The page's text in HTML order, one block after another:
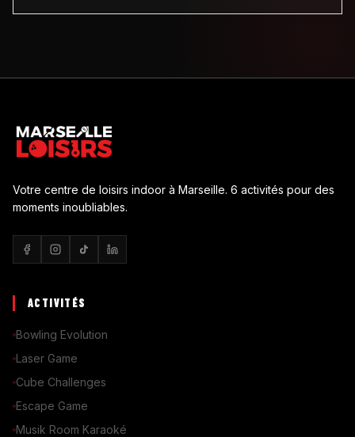
Votre centre de loisirs indoor à Marseille. 6 activités pour des
moments inoubliables.
ACTIVITÉS
Bowling Evolution
Laser Game
Cube Challenges
Escape Game
Musik Room Karaoké